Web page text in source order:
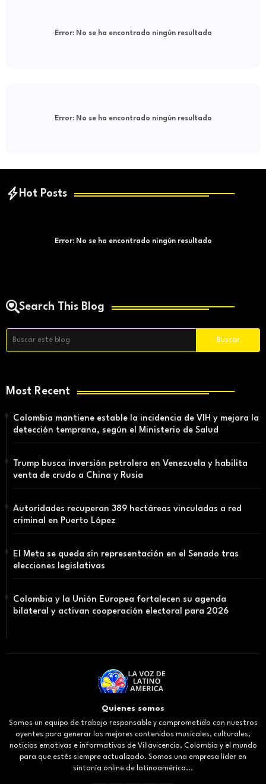
Error:No se ha encontrado ningún resultado
Error:No se ha encontrado ningún resultado
Hot Posts
Error:No se ha encontrado ningún resultado
Search This Blog
Most Recent
Colombia mantiene estable la incidencia de VIH y mejora la
detección temprana, según el Ministerio de Salud
Trump busca inversión petrolera en Venezuela y habilita
venta de crudo a China y Rusia
Autoridades recuperan 389 hectáreas vinculadas a red
criminal en Puerto López
El Meta se queda sin representación en el Senado tras
elecciones legislativas
Colombia y la Unión Europea fortalecen su agenda
bilateral y activan cooperación electoral para 2026
Quienes somos
Somos un equipo de trabajo responsable y comprometido con nuestros
oyentes para generar los mejores contenidos musicales, culturales,
noticias emotivas e informativas de Villavicencio, Colombia y el mundo
para que estés siempre actualizado. Somos una empresa líder en
sintonía online de latinoamérica...